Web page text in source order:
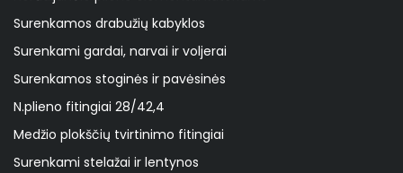
Surenkamos drabužių kabyklos
Surenkami gardai, narvai ir voljerai
Surenkamos stoginės ir pavėsinės
N.plieno fitingiai 28/42,4
Medžio plokščių tvirtinimo fitingiai
Surenkami stelažai ir lentynos